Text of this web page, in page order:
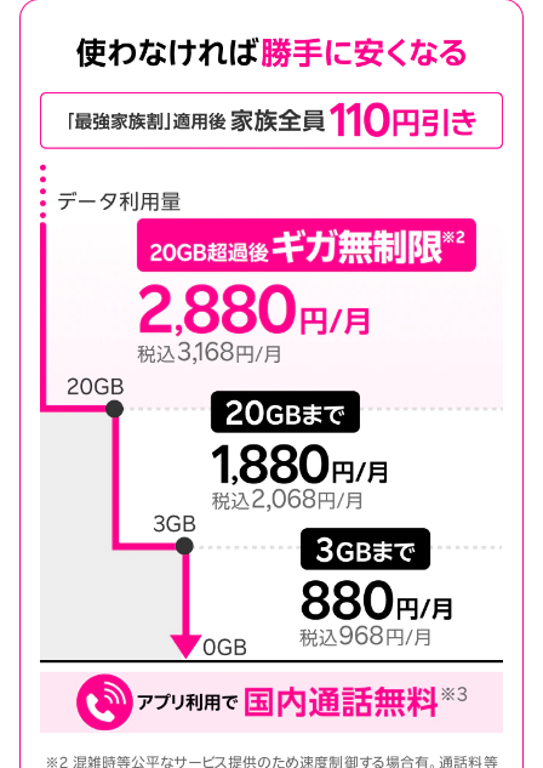
※2 混雑時等公平なサービス提供のため速度制御する場合有。通話料等